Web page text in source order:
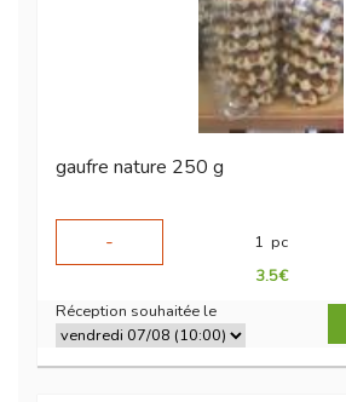
gaufre nature 250 g
-
1 pc
3.5€
Réception souhaitée le